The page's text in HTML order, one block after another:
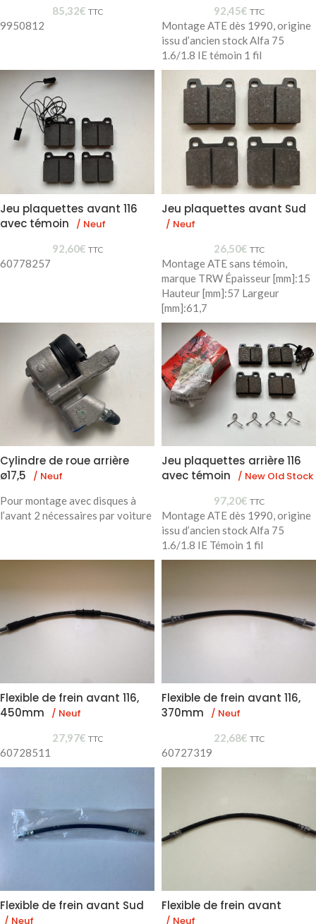
85,32€ TTC
9950812
92,45€ TTC
Montage ATE dès 1990, origine
issu d’ancien stock Alfa 75
1.6/1.8 IE témoin 1 fil
Jeu plaquettes avant 116
avec témoin
/ Neuf
92,60€ TTC
60778257
Jeu plaquettes avant Sud
/ Neuf
26,50€ TTC
Montage ATE sans témoin,
marque TRW Épaisseur [mm]:15
Hauteur [mm]:57 Largeur
[mm]:61,7
Cylindre de roue arrière
ø17,5
/ Neuf
Pour montage avec disques à
l’avant 2 nécessaires par voiture
Jeu plaquettes arrière 116
avec témoin
/ New Old Stock
97,20€ TTC
Montage ATE dès 1990, origine
issu d’ancien stock Alfa 75
1.6/1.8 IE Témoin 1 fil
Flexible de frein avant 116,
450mm
/ Neuf
27,97€ TTC
60728511
Flexible de frein avant 116,
370mm
/ Neuf
22,68€ TTC
60727319
Flexible de frein avant Sud
/ Neuf
Flexible de frein avant
/ Neuf